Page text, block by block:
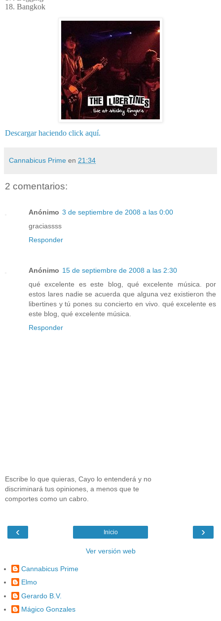
18. Bangkok
Descargar haciendo click aquí.
Cannabicus Prime en 21:34
2 comentarios:
Anónimo 3 de septiembre de 2008 a las 0:00
graciassss
Responder
Anónimo 15 de septiembre de 2008 a las 2:30
qué excelente es este blog, qué excelente música. por
estos lares nadie se acuerda que alguna vez existieron the
libertines y tú pones su concierto en vivo. qué excelente es
este blog, qué excelente música.
Responder
Escribe lo que quieras, Cayo lo entenderá y no
discriminará tus opiniones, a menos que te
comportes como un cabro.
‹ ›
Inicio
Ver versión web
Cannabicus Prime
Elmo
Gerardo B.V.
Mágico Gonzales